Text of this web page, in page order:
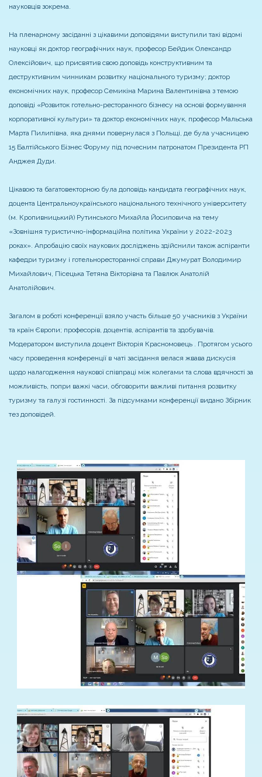
науковців зокрема.
На пленарному засіданні з цікавими доповідями виступили такі відомі
науковці як доктор географічних наук, професор Бейдик Олександр
Олексійович, що присвятив свою доповідь конструктивним та
деструктивним чинникам розвитку національного туризму; доктор
економічних наук, професор Семикіна Марина Валентинівна з темою
доповіді «Розвиток готельно-ресторанного бізнесу на основі формування
корпоративної культури» та доктор економічних наук, професор Мальська
Марта Пилипівна, яка днями повернулася з Польщі, де була учасницею
15 Балтійського Бізнес Форуму під почесним патронатом Президента РП
Анджея Дуди.
Цікавою та багатовекторною була доповідь кандидата географічних наук,
доцента Центральноукраїнського національного технічного університету
(м. Кропивницький) Рутинського Михайла Йосиповича на тему
«Зовнішня туристично-інформаційна політика України у 2022-2023
роках». Апробацію своїх наукових досліджень здійснили також аспіранти
кафедри туризму і готельноресторанної справи Джумурат Володимир
Михайлович, Пісецька Тетяна Вікторівна та Павлюк Анатолій
Анатолійович.
Загалом в роботі конференції взяло участь більше 50 учасників з України
та країн Європи; професорів, доцентів, аспірантів та здобувачів.
Модератором виступила доцент Вікторія Красномовець . Протягом усього
часу проведення конференції в чаті засідання велася жвава дискусія
щодо налагодження наукової співпраці між колегами та слова вдячності за
можливість, попри важкі часи, обговорити важливі питання розвитку
туризму та галузі гостинності. За підсумками конференції видано Збірник
тез доповідей.